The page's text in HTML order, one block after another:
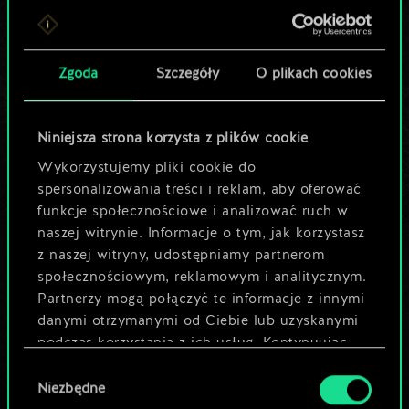
Zgoda Szczegóły O plikach cookies
Niniejsza strona korzysta z plików cookie
Wykorzystujemy pliki cookie do
spersonalizowania treści i reklam, aby oferować
funkcje społecznościowe i analizować ruch w
naszej witrynie. Informacje o tym, jak korzystasz
z naszej witryny, udostępniamy partnerom
społecznościowym, reklamowym i analitycznym.
Partnerzy mogą połączyć te informacje z innymi
danymi otrzymanymi od Ciebie lub uzyskanymi
podczas korzystania z ich usług. Kontynuując
używanie plików cookie.
zgody
Niezbędne
Lubisz grać tą talią?
Pomóż społeczności
odkryć jej
potencjał!
Nazwij talię i opisz swoją strategię
Edytuj talię
LUB